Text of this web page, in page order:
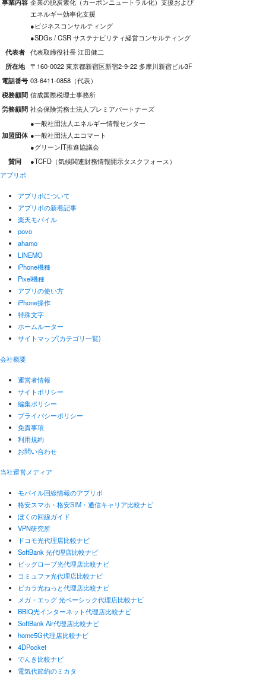
事業内容 企業の脱炭素化（カーボンニュートラル化）支援および
エネルギー効率化支援
●ビジネスコンサルティング
●SDGs / CSR サステナビリティ経営コンサルティング
代表者 代表取締役社長 江田健二
所在地 〒160-0022 東京都新宿区新宿2-9-22 多摩川新宿ビル3F
電話番号 03-6411-0858（代表）
税務顧問 信成国際税理士事務所
労務顧問 社会保険労務士法人プレミアパートナーズ
加盟団体
●一般社団法人エネルギー情報センター
●一般社団法人エコマート
●グリーンIT推進協議会
賛同
●TCFD（気候関連財務情報開示タスクフォース）
アプリポ
アプリポについて
アプリポの新着記事
楽天モバイル
povo
ahamo
LINEMO
iPhone機種
Pixel機種
アプリの使い方
iPhone操作
特殊文字
ホームルーター
サイトマップ(カテゴリ一覧)
会社概要
運営者情報
サイトポリシー
編集ポリシー
プライバシーポリシー
免責事項
利用規約
お問い合わせ
当社運営メディア
モバイル回線情報のアプリポ
格安スマホ・格安SIM・通信キャリア比較ナビ
ぼくの回線ガイド
VPN研究所
ドコモ光代理店比較ナビ
SoftBank 光代理店比較ナビ
ビッグローブ光代理店比較ナビ
コミュファ光代理店比較ナビ
ピカラ光ねっと代理店比較ナビ
メガ・エッグ 光ベーシック代理店比較ナビ
BBIQ光インターネット代理店比較ナビ
SoftBank Air代理店比較ナビ
home5G代理店比較ナビ
4DPocket
でんき比較ナビ
電気代節約のミカタ